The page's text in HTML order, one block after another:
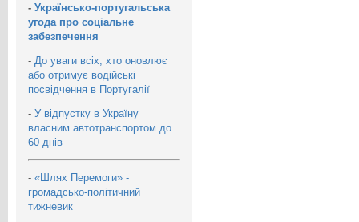
- Українсько-португальська
угода про соціальне
забезпечення
- До уваги всіх, хто оновлює
або отримує водійські
посвідчення в Португалії
- У відпустку в Україну
власним автотранспортом до
60 днів
- «Шлях Перемоги» -
громадсько-політичний
тижневик